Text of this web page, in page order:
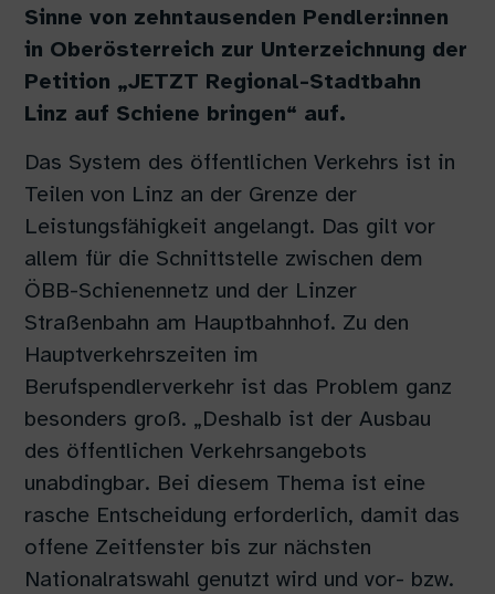
Sinne von zehntausenden Pendler:innen
in Oberösterreich zur Unterzeichnung der
Petition „JETZT Regional-Stadtbahn
Linz auf Schiene bringen“ auf.
Das System des öffentlichen Verkehrs ist in
Teilen von Linz an der Grenze der
Leistungsfähigkeit angelangt. Das gilt vor
allem für die Schnittstelle zwischen dem
ÖBB-Schienennetz und der Linzer
Straßenbahn am Hauptbahnhof. Zu den
Hauptverkehrszeiten im
Berufspendlerverkehr ist das Problem ganz
besonders groß. „Deshalb ist der Ausbau
des öffentlichen Verkehrsangebots
unabdingbar. Bei diesem Thema ist eine
rasche Entscheidung erforderlich, damit das
offene Zeitfenster bis zur nächsten
Nationalratswahl genutzt wird und vor- bzw.